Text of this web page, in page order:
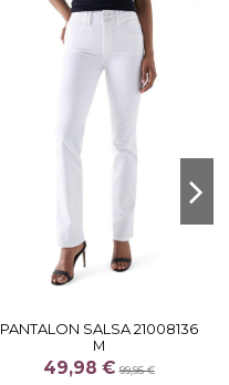
PANTALON SALSA 21008136
M
49,98 €99,95 €